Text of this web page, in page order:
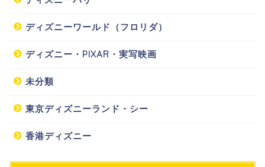
ディズニーワールド（フロリダ）
ディズニー・PIXAR・実写映画
未分類
東京ディズニーランド・シー
香港ディズニー